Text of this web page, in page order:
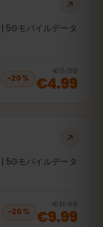
5Gモバイルデータ
−20%
€5.99
€4.99
5Gモバイルデータ
−20%
€11.99
€9.99